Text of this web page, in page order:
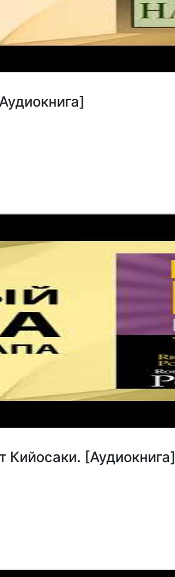
Кийосаки. [Аудиокнига]